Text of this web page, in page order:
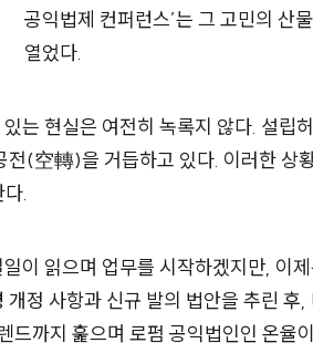
공익법제 컨퍼런스’는 그 고민의 산
열었다.
는 현실은 여전히 녹록지 않다. 설
전(空轉)을 거듭하고 있다. 이러한 상
.
이 읽으며 업무를 시작하겠지만, 이
정 사항과 신규 발의 법안을 추린
드까지 훑으며 로펌 공익법인인 온